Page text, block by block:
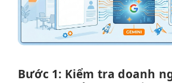
Bước 1: Kiểm tra doanh